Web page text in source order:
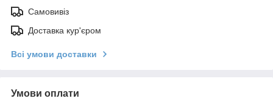
Самовивіз
Доставка кур'єром
Всі умови доставки
Умови оплати